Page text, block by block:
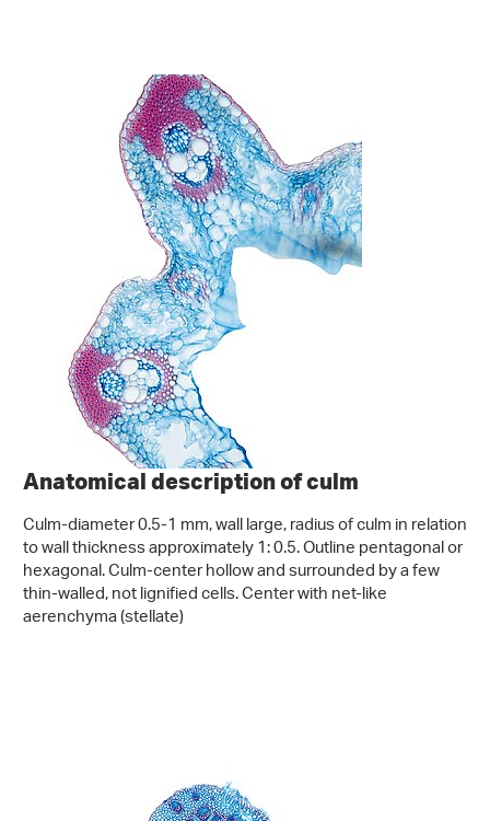
Anatomical description of culm
Culm-diameter 0.5-1 mm, wall large, radius of culm in relation
to wall thickness approximately 1: 0.5. Outline pentagonal or
hexagonal. Culm-center hollow and surrounded by a few
thin-walled, not lignified cells. Center with net-like
aerenchyma (stellate)